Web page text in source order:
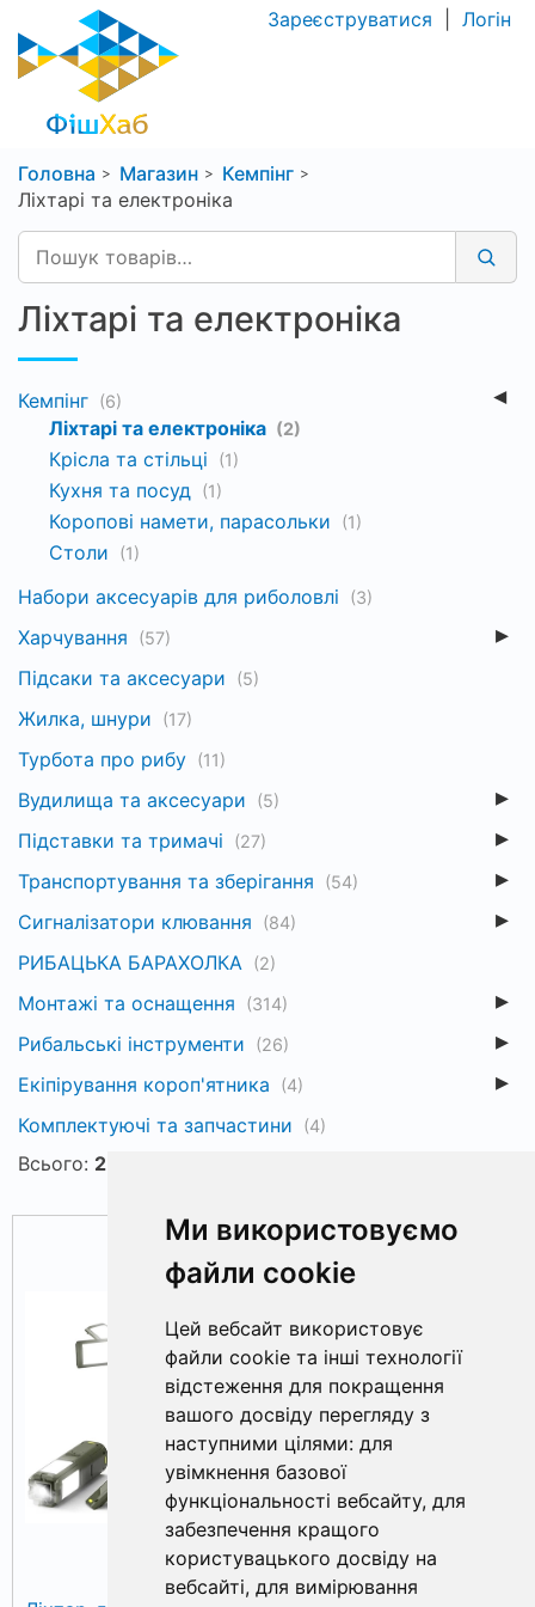
Ми використовуємо
файли cookie
Цей вебсайт використовує
файли cookie та інші технології
відстеження для покращення
вашого досвіду перегляду з
наступними цілями: для
увімкнення базової
функціональності вебсайту, для
забезпечення кращого
користувацького досвіду на
вебсайті, для вимірювання
Зареєструватися Логін
Головна Магазин
Кемпінг
Ліхтарі та електроніка
Ліхтарі та електроніка
Кемпінг (6)
Ліхтарі та електроніка (2)
Крісла та стільці (1)
Кухня та посуд (1)
Коропові намети, парасольки (1)
Столи (1)
Набори аксесуарів для риболовлі (3)
Харчування (57)
Підсаки та аксесуари (5)
Жилка, шнури (17)
Турбота про рибу (11)
Вудилища та аксесуари (5)
Підставки та тримачі (27)
Транспортування та зберігання (54)
Сигналізатори клювання (84)
РИБАЦЬКА БАРАХОЛКА (2)
Монтажі та оснащення (314)
Рибальські інструменти (26)
Екіпірування короп'ятника (4)
Комплектуючі та запчастини (4)
Всього: 2